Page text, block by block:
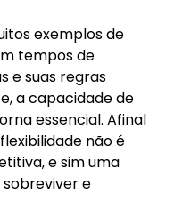
exemplos de
tempos de
e suas regras
a capacidade de
essencial. Afinal
não é
e sim uma
e